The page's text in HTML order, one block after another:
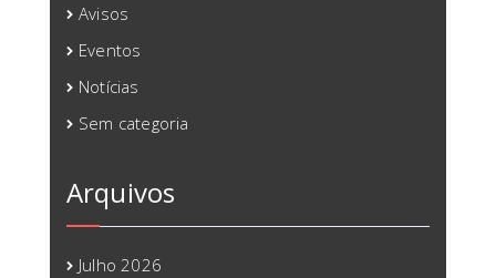
Avisos
Eventos
Notícias
Sem categoria
Arquivos
Julho 2026